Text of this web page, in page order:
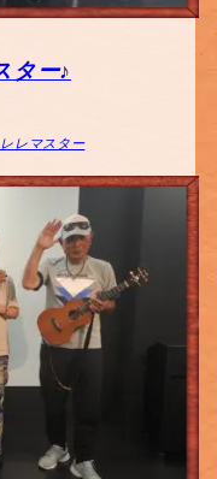
ター♪
レマスター